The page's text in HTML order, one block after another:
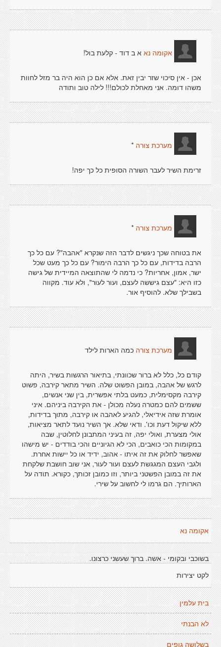
אקומה נא א ב דוד - קלעת בול!
אכן - אין סיכוי שזר יבין זאת. אלא אם כן הוא היה בר מזל לחוות
משהו דומה. אני מאחלת לכולם!!! לילה טוב ותודה
מערכת צורה *
זרימת השיר לעבר השורה הסופית כל כך יפה!
מערכת צורה *
את בטוחה שכך ניגשים לדבר הזה שנקרא "אהבה"? עם כל כך
הרבה בדידות, עם כל כך הרבה הימור? עם כל כך מעט שכל
ישר, אמון, אחריות? כי נדמה לי שהתוצאה המיידית של גישה
כזו היא: "עצם גיששה לעצם, ועור לעור", ולא עוד. מקווה
בשבילך שלא. להוסיף אור.
מערכת צורה כמה הארות לילד
קודם כל, כלל לא ברור שכוונתי, בתיאור הרגשות בשיר, היתה
לרגש של אהבה, במובן הפשוט שלה. השיר מתאר קירבה, פשוט
קירבה מקסימלית, כמעט בלתי אפשרית, בין שני אנשים,
ששמים להם כמטרה נעלה מכולן - את הקירבה ביניהם. איני
אומרת שזה אידיאלי, להגיע לאהבה או קירבה, מתוך בדידות,
ללא שיקול דעת וכו'. ודאי שלא. אך השיר נועד לתאר מציאות,
אולי מצערת, ואולי יפה, זה בעיני המתבונן לחלוטין, שבה
במקומות הכי כואבים, הכי לא הגיוניים והכי בודדים - יש מישהו
שאפשר לחלוק את זה איתו - אהוב, ידיד או כל יישות אחרת.
ולגבי העצם המגגשת לעצם ועור לעור, אני שוב חושבת שלקחת
את זה במובן הפשטני ביותר, וזו כמובן זכותך, כקורא. תודה על
הארותיך. הם גרמו לי לחשוב על שירי.
אקומה נא
בשוכבי ובקומי - אשה. ברוך שעשני כרצונו.
לקט יצירות
בית עלמין
לא הבנתי
בשלושה גופים